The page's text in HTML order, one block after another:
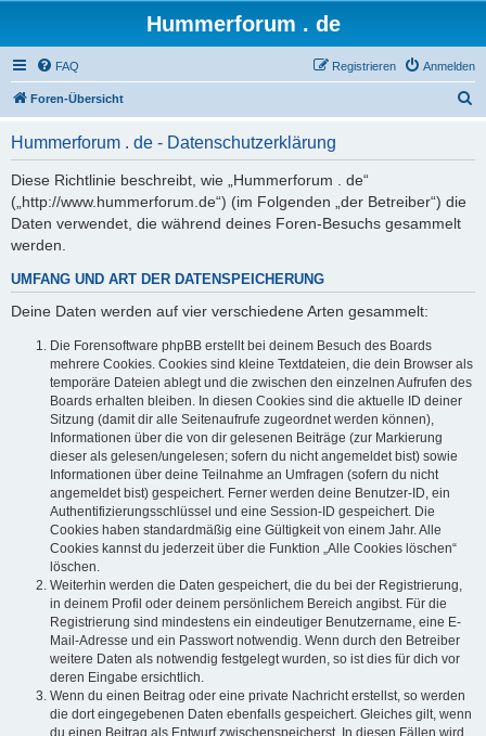
Hummerforum . de
FAQ Anmelden
Registrieren
Foren-Übersicht
Hummerforum . de - Datenschutzerklärung
Diese Richtlinie beschreibt, wie „Hummerforum . de“
(„http://www.hummerforum.de“) (im Folgenden „der Betreiber“) die
Daten verwendet, die während deines Foren-Besuchs gesammelt
werden.
UMFANG UND ART DER DATENSPEICHERUNG
Deine Daten werden auf vier verschiedene Arten gesammelt:
Die Forensoftware phpBB erstellt bei deinem Besuch des Boards
mehrere Cookies. Cookies sind kleine Textdateien, die dein Browser als
temporäre Dateien ablegt und die zwischen den einzelnen Aufrufen des
Boards erhalten bleiben. In diesen Cookies sind die aktuelle ID deiner
Sitzung (damit dir alle Seitenaufrufe zugeordnet werden können),
Informationen über die von dir gelesenen Beiträge (zur Markierung
dieser als gelesen/ungelesen; sofern du nicht angemeldet bist) sowie
Informationen über deine Teilnahme an Umfragen (sofern du nicht
angemeldet bist) gespeichert. Ferner werden deine Benutzer-ID, ein
Authentifizierungsschlüssel und eine Session-ID gespeichert. Die
Cookies haben standardmäßig eine Gültigkeit von einem Jahr. Alle
Cookies kannst du jederzeit über die Funktion „Alle Cookies löschen“
löschen.
Weiterhin werden die Daten gespeichert, die du bei der Registrierung,
in deinem Profil oder deinem persönlichem Bereich angibst. Für die
Registrierung sind mindestens ein eindeutiger Benutzername, eine E-
Mail-Adresse und ein Passwort notwendig. Wenn durch den Betreiber
weitere Daten als notwendig festgelegt wurden, so ist dies für dich vor
deren Eingabe ersichtlich.
Wenn du einen Beitrag oder eine private Nachricht erstellst, so werden
die dort eingegebenen Daten ebenfalls gespeichert. Gleiches gilt, wenn
du einen Beitrag als Entwurf zwischenspeicherst. In diesen Fällen wird